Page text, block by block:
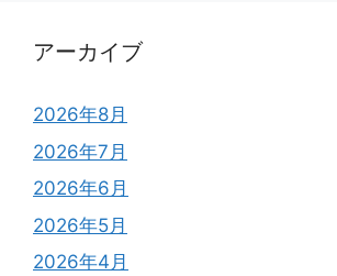
アーカイブ
2026年8月
2026年7月
2026年6月
2026年5月
2026年4月